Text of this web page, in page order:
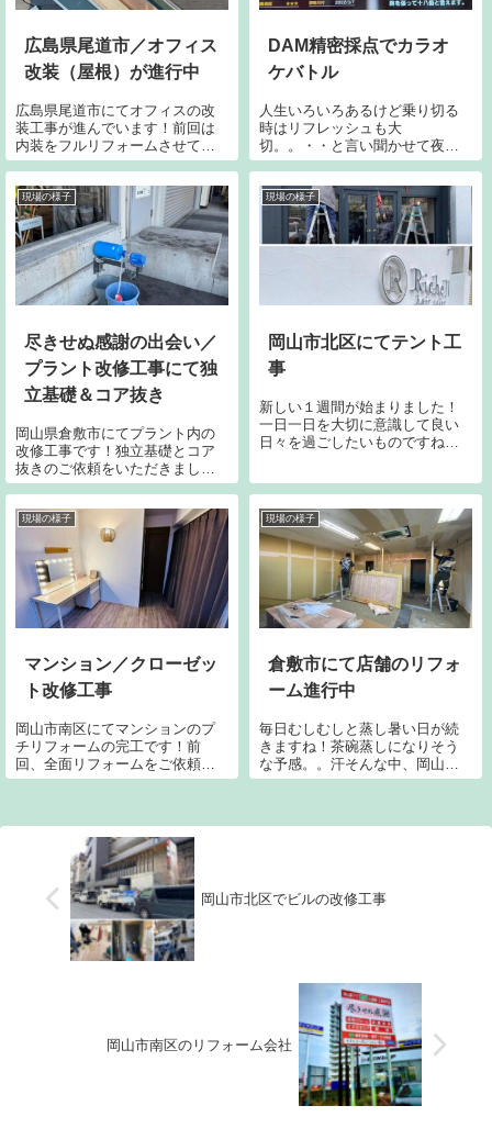
広島県尾道市／オフィス
改装（屋根）が進行中
広島県尾道市にてオフィスの改
装工事が進んでいます！前回は
内装をフルリフォームさせてい
ただき今回は外装をリノベーシ
外壁をリニューアルしていきま
す。当社の米子支店長が大活躍
してくれています。既存の屋根
材の強度に問題が...
DAM精密採点でカラオ
ケバトル
人生いろいろあるけど乗り切る
時はリフレッシュも大
切。。・・と言い聞かせて夜カ
ラオケ。TVでカラオケバトル観
DAMの精密採点でいつかは99点
出したいです。そんなこんなで
プライベートネタでしたと
サ！〜晴れの国おかやま...
現場の様子
尽きせぬ感謝の出会い／
プラント改修工事にて独
立基礎＆コア抜き
岡山県倉敷市にてプラント内の
改修工事です！独立基礎とコア
抜きのご依頼をいただきまし
た。当社は現在、エンドユーザ
元請けとして経営しております
が15年ほど前まではプラントも
含め,ありとあらゆる会社様から
ご依頼をいただいておりまし
た。今は弊社の力不足もあり元
請け様からのご依頼はお受けし
ておりません。ですのでこうし
ぶりの事になります。
現場の様子
岡山市北区にてテント工
事
新しい１週間が始まりました！
一日一日を大切に意識して良い
日々を過ごしたいものですね。
改装させていただいた店舗様で
その出入口上にテントを新設で
す。こだわり抜いて改装したア
ンティークな出入...
現場の様子
マンション／クローゼッ
ト改修工事
岡山市南区にてマンションのプ
チリフォームの完工です！前
回、全面リフォームをご依頼頂
き今回はウォークインクローゼ
も朝からコーヒーを出していた
だき美味しいチョコや手作り饅
頭などご親切一杯で...
現場の様子
倉敷市にて店舗のリフォ
ーム進行中
毎日むしむしと蒸し暑い日が続
きますね！茶碗蒸しになりそう
な予感。。汗そんな中、岡山県
倉敷市にて店舗のリフォーム工
岡山市北区でビルの改修工事
岡山市南区のリフォーム会社